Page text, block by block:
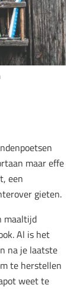
maar effe
een
gieten.
maaltijd
Al is het
na je laatste
te herstellen
weet te